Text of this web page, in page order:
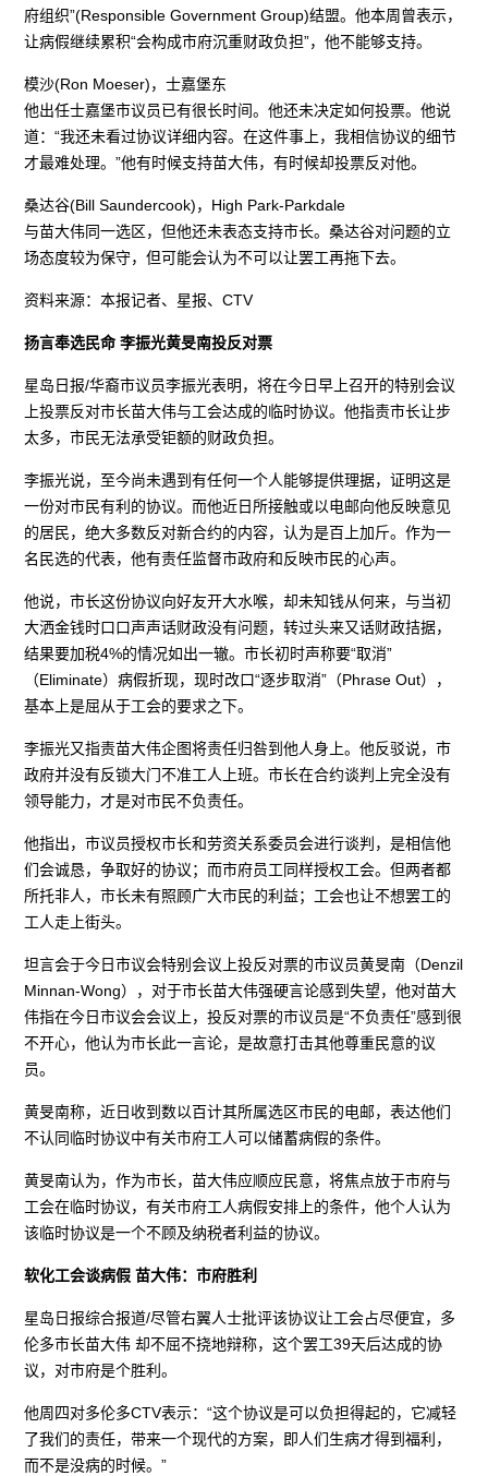
府组织”(Responsible Government Group)结盟。他本周曾表示，
让病假继续累积“会构成市府沉重财政负担”，他不能够支持。
模沙(Ron Moeser)，士嘉堡东
他出任士嘉堡市议员已有很长时间。他还未决定如何投票。他说
道：“我还未看过协议详细内容。在这件事上，我相信协议的细节
才最难处理。”他有时候支持苗大伟，有时候却投票反对他。
桑达谷(Bill Saundercook)，High Park-Parkdale
与苗大伟同一选区，但他还未表态支持市长。桑达谷对问题的立
场态度较为保守，但可能会认为不可以让罢工再拖下去。
资料来源：本报记者、星报、CTV
扬言奉选民命 李振光黄旻南投反对票
星岛日报/华裔市议员李振光表明，将在今日早上召开的特别会议
上投票反对市长苗大伟与工会达成的临时协议。他指责市长让步
太多，市民无法承受钜额的财政负担。
李振光说，至今尚未遇到有任何一个人能够提供理据，证明这是
一份对市民有利的协议。而他近日所接触或以电邮向他反映意见
的居民，绝大多数反对新合约的内容，认为是百上加斤。作为一
名民选的代表，他有责任监督市政府和反映市民的心声。
他说，市长这份协议向好友开大水喉，却未知钱从何来，与当初
大洒金钱时口口声声话财政没有问题，转过头来又话财政拮据，
结果要加税4%的情况如出一辙。市长初时声称要“取消”
（Eliminate）病假折现，现时改口“逐步取消”（Phrase Out），
基本上是屈从于工会的要求之下。
李振光又指责苗大伟企图将责任归咎到他人身上。他反驳说，市
政府并没有反锁大门不准工人上班。市长在合约谈判上完全没有
领导能力，才是对市民不负责任。
他指出，市议员授权市长和劳资关系委员会进行谈判，是相信他
们会诚恳，争取好的协议；而市府员工同样授权工会。但两者都
所托非人，市长未有照顾广大市民的利益；工会也让不想罢工的
工人走上街头。
坦言会于今日市议会特别会议上投反对票的市议员黄旻南（Denzil
Minnan-Wong），对于市长苗大伟强硬言论感到失望，他对苗大
伟指在今日市议会会议上，投反对票的市议员是“不负责任”感到很
不开心，他认为市长此一言论，是故意打击其他尊重民意的议
员。
黄旻南称，近日收到数以百计其所属选区市民的电邮，表达他们
不认同临时协议中有关市府工人可以储蓄病假的条件。
黄旻南认为，作为市长，苗大伟应顺应民意，将焦点放于市府与
工会在临时协议，有关市府工人病假安排上的条件，他个人认为
该临时协议是一个不顾及纳税者利益的协议。
软化工会谈病假 苗大伟：市府胜利
星岛日报综合报道/尽管右翼人士批评该协议让工会占尽便宜，多
伦多市长苗大伟 却不屈不挠地辩称，这个罢工39天后达成的协
议，对市府是个胜利。
他周四对多伦多CTV表示：“这个协议是可以负担得起的，它减轻
了我们的责任，带来一个现代的方案，即人们生病才得到福利，
而不是没病的时候。”